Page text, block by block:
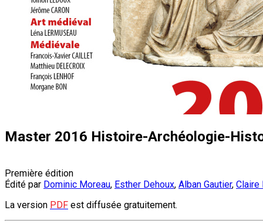
Master 2016 Histoire-Archéologie-
Première édition
Édité par Dominic Moreau, Esther Dehoux, Alban Gautier, Claire
La version PDF est diffusée gratuitement.